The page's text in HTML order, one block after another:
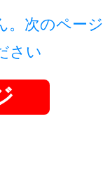
。次のページ
さい